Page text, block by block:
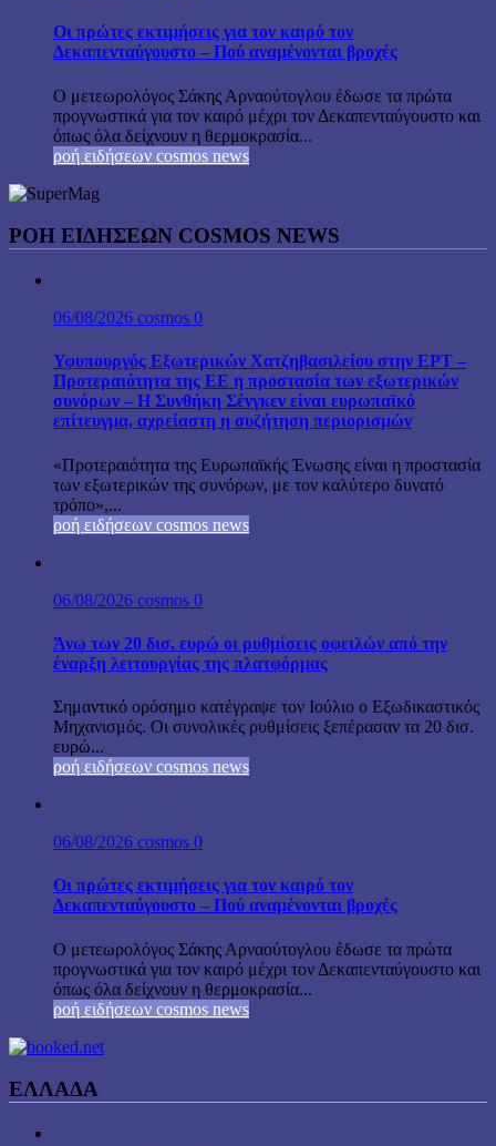
Οι πρώτες εκτιμήσεις για τον καιρό τον
Δεκαπενταύγουστο – Πού αναμένονται βροχές
Ο μετεωρολόγος Σάκης Αρναούτογλου έδωσε τα πρώτα
προγνωστικά για τον καιρό μέχρι τον Δεκαπενταύγουστο και
όπως όλα δείχνουν η θερμοκρασία...
ροή ειδήσεων cosmos news
ΡΟΉ ΕΙΔΉΣΕΩΝ COSMOS NEWS
06/08/2026 cosmos 0
Υφυπουργός Εξωτερικών Χατζηβασιλείου στην ΕΡΤ –
Προτεραιότητα της ΕΕ η προστασία των εξωτερικών
συνόρων – Η Συνθήκη Σένγκεν είναι ευρωπαϊκό
επίτευγμα, αχρείαστη η συζήτηση περιορισμών
«Προτεραιότητα της Ευρωπαϊκής Ένωσης είναι η προστασία
των εξωτερικών της συνόρων, με τον καλύτερο δυνατό
τρόπο»,...
ροή ειδήσεων cosmos news
06/08/2026 cosmos 0
Άνω των 20 δισ. ευρώ οι ρυθμίσεις οφειλών από την
έναρξη λειτουργίας της πλατφόρμας
Σημαντικό ορόσημο κατέγραψε τον Ιούλιο ο Εξωδικαστικός
Μηχανισμός. Οι συνολικές ρυθμίσεις ξεπέρασαν τα 20 δισ.
ευρώ...
ροή ειδήσεων cosmos news
06/08/2026 cosmos 0
Οι πρώτες εκτιμήσεις για τον καιρό τον
Δεκαπενταύγουστο – Πού αναμένονται βροχές
Ο μετεωρολόγος Σάκης Αρναούτογλου έδωσε τα πρώτα
προγνωστικά για τον καιρό μέχρι τον Δεκαπενταύγουστο και
όπως όλα δείχνουν η θερμοκρασία...
ροή ειδήσεων cosmos news
ΕΛΛΑΔΑ